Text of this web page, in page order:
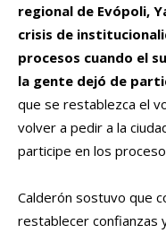
regional de Evópoli,
crisis de
procesos cuando el
la gente dejó de
que se restablezca el
volver a pedir a la
participe en los
Calderón sostuvo que
restablecer confianzas